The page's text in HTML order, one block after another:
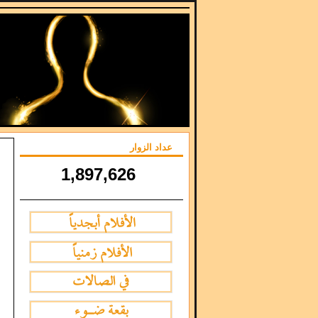
عداد الزوار
1,897,626